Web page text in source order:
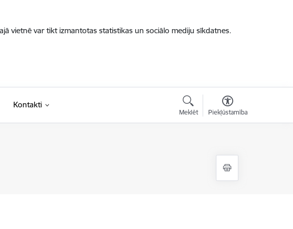
vietnē var tikt izmantotas statistikas un sociālo mediju sīkdatnes.
Kontakti
Meklēt Piekļūstamība